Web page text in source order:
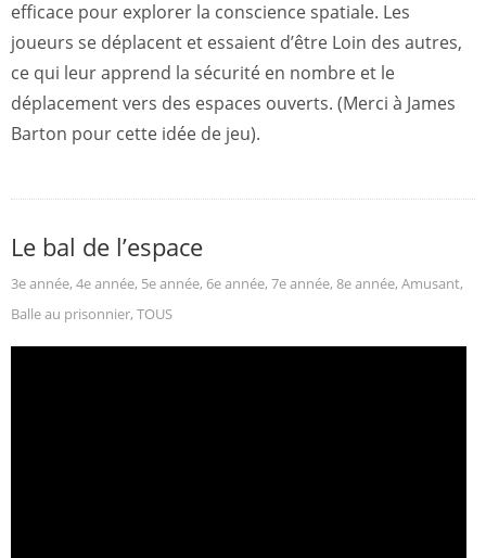
efficace pour explorer la conscience spatiale. Les
joueurs se déplacent et essaient d’être Loin des autres,
ce qui leur apprend la sécurité en nombre et le
déplacement vers des espaces ouverts. (Merci à James
Barton pour cette idée de jeu).
Le bal de l’espace
3e année, 4e année, 5e année, 6e année, 7e année, 8e année, Amusant,
Balle au prisonnier, TOUS